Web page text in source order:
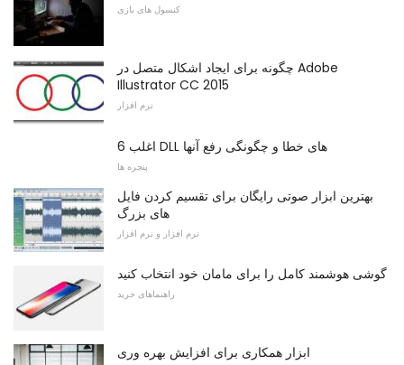
کنسول های بازی
چگونه برای ایجاد اشکال متصل در Adobe
Illustrator CC 2015
نرم افزار
6 اغلب DLL های خطا و چگونگی رفع آنها
پنجره ها
بهترین ابزار صوتی رایگان برای تقسیم کردن فایل
های بزرگ
نرم افزار و نرم افزار
گوشی هوشمند کامل را برای مامان خود انتخاب کنید
راهنماهای خرید
ابزار همکاری برای افزایش بهره وری